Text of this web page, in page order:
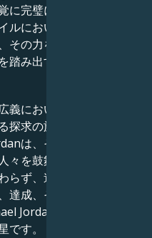
に完璧に合致していま
において、深い人間関
の力を活用して他者を
み出すための手段とし
において、単に有名で
求の旅を続ける人間を
は、それぞれの状況を
を鼓舞する手段として
ず、道徳的な信念と宗
成、そして人生の意味
Jordanは仕事、成功、
す。